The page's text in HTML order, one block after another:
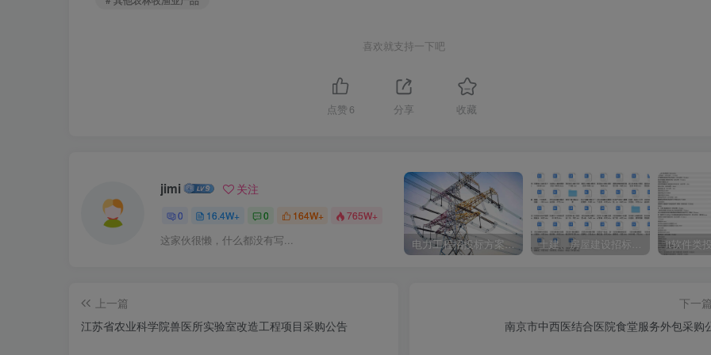
喜欢就支持一下吧
点赞 6 分享 收藏
jimi 关注
0 16.4W+ 0 164W+ 765W+
这家伙很懒，什么都没有写... 电力工程招投标方案模板 土建、房屋建设招标文件标书模板 it软件类
上一篇
江苏省农业科学院兽医所实验室改造工程项目采购公告
下一篇
南京市中西医结合医院食堂服务外包采购